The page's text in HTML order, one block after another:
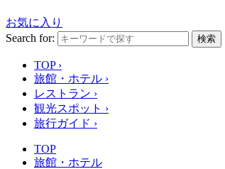
お気に入り
Search for:
検索
TOP ›
旅館・ホテル ›
レストラン ›
観光スポット ›
旅行ガイド ›
TOP
旅館・ホテル